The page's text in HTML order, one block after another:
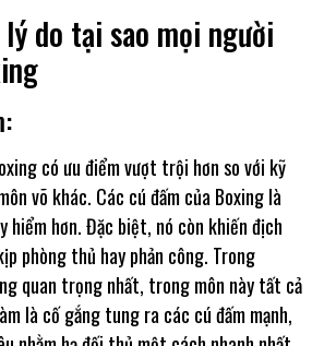
do tại sao mọi người
có ưu điểm vượt trội hơn so với kỹ
võ khác. Các cú đấm của Boxing là
hiểm hơn. Đặc biệt, nó còn khiến địch
phòng thủ hay phản công. Trong
quan trọng nhất, trong môn này tất cả
là cố gắng tung ra các cú đấm mạnh,